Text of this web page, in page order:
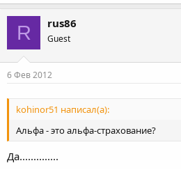
R rus86
Guest
6 Фев 2012
kohinor51 написал(а):
Альфа - это альфа-страхование?
Да..............